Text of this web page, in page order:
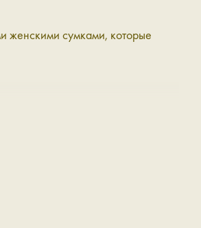
женскими сумками, которые
не остаётся без нашего
среднего размера